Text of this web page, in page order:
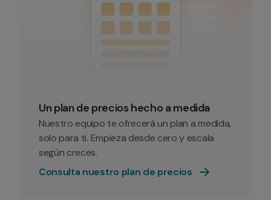
Un plan de precios hecho a medida
Nuestro equipo te ofrecerá un plan a medida,
solo para ti. Empieza desde cero y escala
según creces.
Consulta nuestro plan de precios